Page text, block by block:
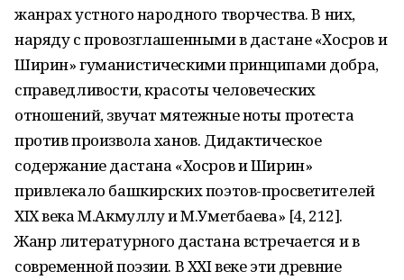
жанрах устного народного творчества. В них,
наряду с провозглашенными в дастане «Хосров и
Ширин» гуманистическими принципами добра,
справедливости, красоты человеческих
отношений, звучат мятежные ноты протеста
против произвола ханов. Дидактическое
содержание дастана «Хосров и Ширин»
привлекало башкирских поэтов-просветителей
ХIХ века М.Акмуллу и М.Уметбаева» [4, 212].
Жанр литературного дастана встречается и в
современной поэзии. В ХХI веке эти древние